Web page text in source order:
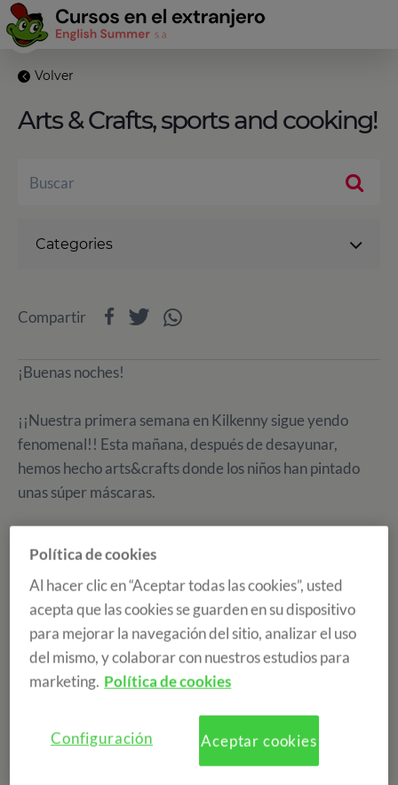
Volver
Arts & Crafts, sports and cooking!
¡Buenas noches!
¡¡Nuestra primera semana en Kilkenny sigue yendo
fenomenal!! Esta mañana, después de desayunar,
hemos hecho arts&crafts donde los niños han pintado
unas súper máscaras‍‍.
Categories
Compartir
Política de cookies
Al hacer clic en “Aceptar todas las cookies”, usted
acepta que las cookies se guarden en su dispositivo
para mejorar la navegación del sitio, analizar el uso
del mismo, y colaborar con nuestros estudios para
marketing. Política de cookies
Aceptar cookies
Configuración